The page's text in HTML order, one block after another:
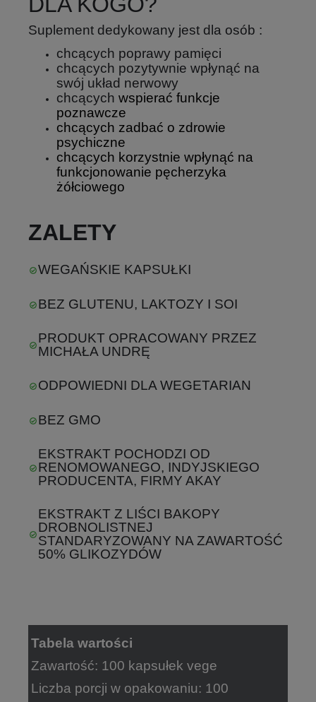
Suplement dedykowany jest dla osób :
chcących poprawy pamięci
chcących pozytywnie wpłynąć na
swój układ nerwowy
chcących wspierać funkcje
poznawcze
chcących zadbać o zdrowie
psychiczne
chcących korzystnie wpłynąć na
funkcjonowanie pęcherzyka
żółciowego
ZALETY
WEGAŃSKIE KAPSUŁKI
BEZ GLUTENU, LAKTOZY I SOI
PRODUKT OPRACOWANY PRZEZ
MICHAŁA UNDRĘ
ODPOWIEDNI DLA WEGETARIAN
BEZ GMO
EKSTRAKT POCHODZI OD
RENOMOWANEGO, INDYJSKIEGO
PRODUCENTA, FIRMY AKAY
EKSTRAKT Z LIŚCI BAKOPY
DROBNOLISTNEJ
STANDARYZOWANY NA ZAWARTOŚĆ
50% GLIKOZYDÓW
Tabela wartości
Zawartość: 100 kapsułek vege
Liczba porcji w opakowaniu: 100